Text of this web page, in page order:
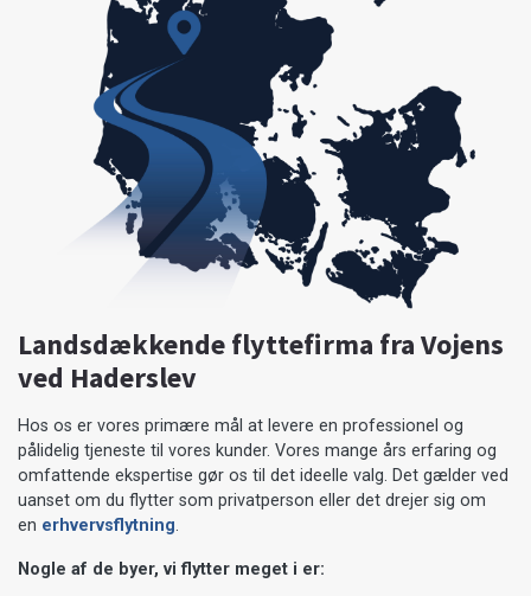
Landsdækkende flyttefirma fra Vojens
ved Haderslev
Hos os er vores primære mål at levere en professionel og
pålidelig tjeneste til vores kunder. Vores mange års erfaring og
omfattende ekspertise gør os til det ideelle valg. Det gælder ved
uanset om du flytter som privatperson eller det drejer sig om
en erhvervsflytning.
Nogle af de byer, vi flytter meget i er: